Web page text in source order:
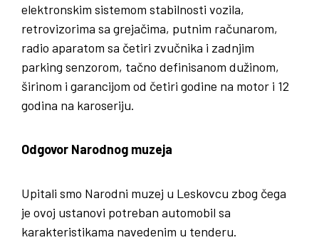
elektronskim sistemom stabilnosti vozila,
retrovizorima sa grejačima, putnim računarom,
radio aparatom sa četiri zvučnika i zadnjim
parking senzorom, tačno definisanom dužinom,
širinom i garancijom od četiri godine na motor i 12
godina na karoseriju.
Odgovor Narodnog muzeja
Upitali smo Narodni muzej u Leskovcu zbog čega
je ovoj ustanovi potreban automobil sa
karakteristikama navedenim u tenderu.